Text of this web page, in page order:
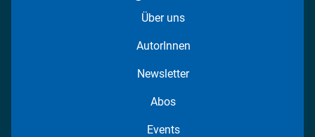
Über uns
AutorInnen
Newsletter
Abos
Events